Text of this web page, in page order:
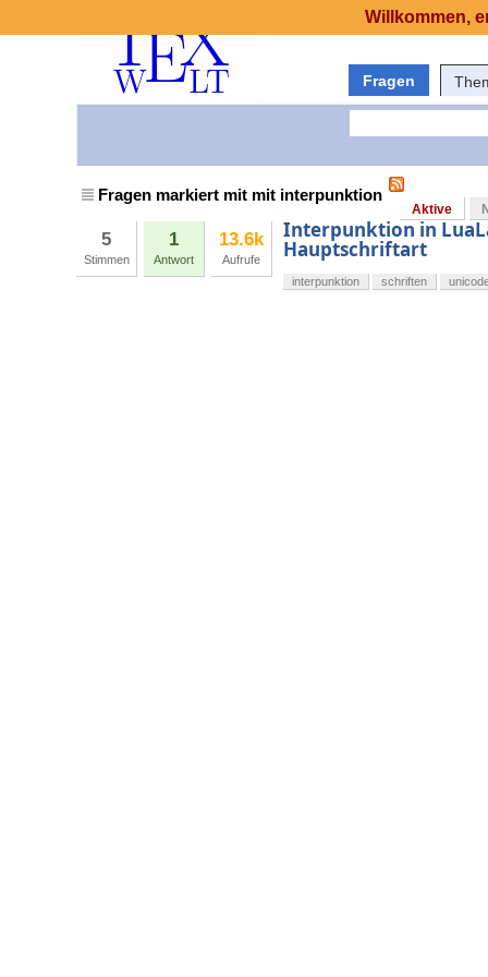
Fragen
Fragen markiert mit mit interpunktion
Aktive
5
Stimmen
1
Antwort
13.6k
Aufrufe
Interpunktion in
Hauptschriftart
interpunktion schriften
Willkommen,